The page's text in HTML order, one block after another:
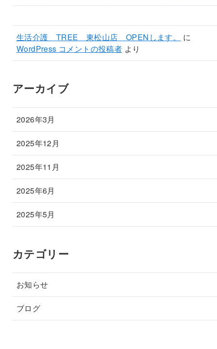
生活介護 TREE 東松山店 OPENします。
に
WordPress コメントの投稿者 より
アーカイブ
2026年3月
2025年12月
2025年11月
2025年6月
2025年5月
カテゴリー
お知らせ
ブログ